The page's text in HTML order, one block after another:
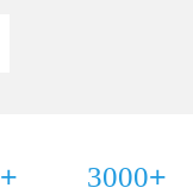
+ 3000+